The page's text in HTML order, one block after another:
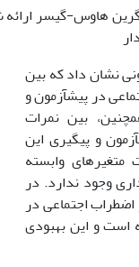
گرین هاوس-گیسر
بن‏فرونی نشان داد که بین
در پیش‏آزمون و
بین نمرات
و پیگیری این
متغیرهای وابسته
وجود ندارد. در
اجتماعی در
است و این بهبودی